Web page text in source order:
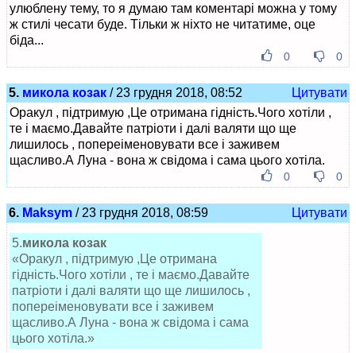
улюблену тему, то я думаю там коментарі можна у тому
ж стилі чесати буде. Тільки ж ніхто не читатиме, оце
біда...
0 0
5. микола козак / 23 грудня 2018, 08:52
Цитувати
Оракул , підтримую ,Це отримана гідність.Чого хотіли ,
те і маємо.Давайте патріоти і далі валяти що ще
лишилось , попереіменовувати все і заживем
щасливо.А Луна - вона ж свідома і сама цього хотіла.
0 0
6. Maksym / 23 грудня 2018, 08:59 Цитувати
5.микола козак
«Оракул , підтримую ,Це отримана
гідність.Чого хотіли , те і маємо.Давайте
патріоти і далі валяти що ще лишилось ,
попереіменовувати все і заживем
щасливо.А Луна - вона ж свідома і сама
цього хотіла.»